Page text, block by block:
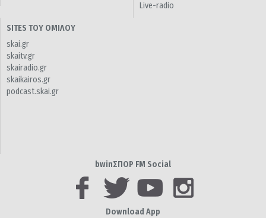
Live-radio
SITES ΤΟΥ ΟΜΙΛΟΥ
skai.gr
skaitv.gr
skairadio.gr
skaikairos.gr
podcast.skai.gr
bwinΣΠΟΡ FM Social
Download App